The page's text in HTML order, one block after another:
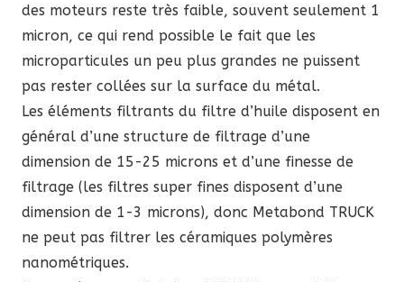
des moteurs reste très faible, souvent seulement 1
micron, ce qui rend possible le fait que les
microparticules un peu plus grandes ne puissent
pas rester collées sur la surface du métal.
Les éléments filtrants du filtre d’huile disposent en
général d’une structure de filtrage d’une
dimension de 15-25 microns et d’une finesse de
filtrage (les filtres super fines disposent d’une
dimension de 1-3 microns), donc Metabond TRUCK
ne peut pas filtrer les céramiques polymères
nanométriques.